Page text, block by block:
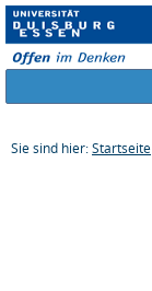
Sie sind hier: Startseite